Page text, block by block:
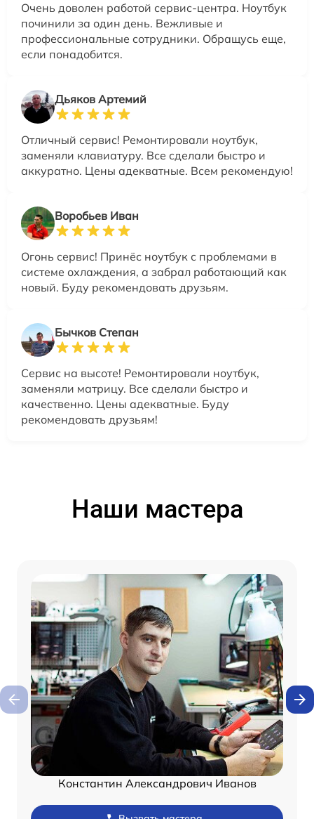
Очень доволен работой сервис-центра. Ноутбук
починили за один день. Вежливые и
профессиональные сотрудники. Обращусь еще,
если понадобится.
Дьяков Артемий
Отличный сервис! Ремонтировали ноутбук,
заменяли клавиатуру. Все сделали быстро и
аккуратно. Цены адекватные. Всем рекомендую!
Воробьев Иван
Огонь сервис! Принёс ноутбук с проблемами в
системе охлаждения, а забрал работающий как
новый. Буду рекомендовать друзьям.
Бычков Степан
Сервис на высоте! Ремонтировали ноутбук,
заменяли матрицу. Все сделали быстро и
качественно. Цены адекватные. Буду
рекомендовать друзьям!
Наши мастера
Константин Александрович Иванов